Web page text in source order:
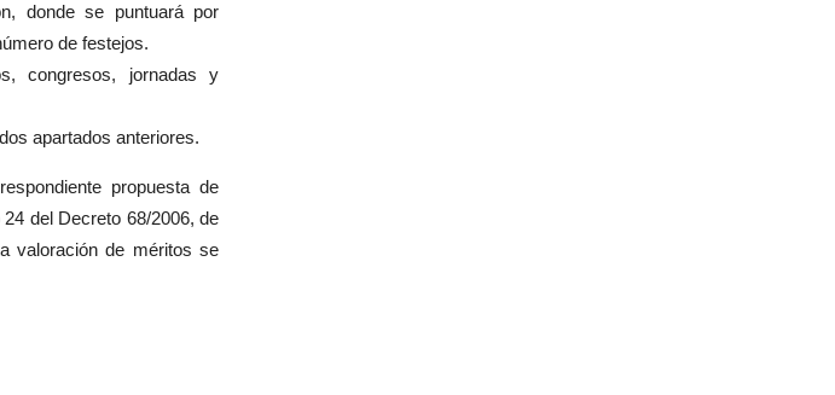
donde se puntuará por
de festejos.
congresos, jornadas y
apartados anteriores.
propuesta de
del Decreto 68/2006, de
valoración de méritos se